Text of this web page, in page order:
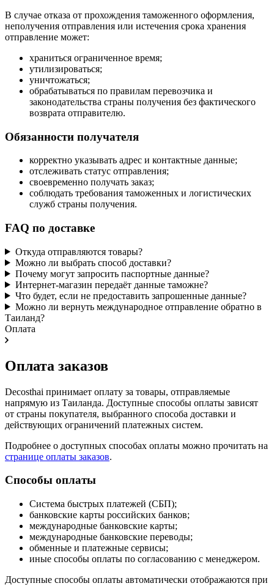
В случае отказа от прохождения таможенного оформления,
неполучения отправления или истечения срока хранения
отправление может:
храниться ограниченное время;
утилизироваться;
уничтожаться;
обрабатываться по правилам перевозчика и
законодательства страны получения без фактического
возврата отправителю.
Обязанности получателя
корректно указывать адрес и контактные данные;
отслеживать статус отправления;
своевременно получать заказ;
соблюдать требования таможенных и логистических
служб страны получения.
FAQ по доставке
Откуда отправляются товары?
Можно ли выбрать способ доставки?
Почему могут запросить паспортные данные?
Интернет-магазин передаёт данные таможне?
Что будет, если не предоставить запрошенные данные?
Можно ли вернуть международное отправление обратно в
Таиланд?
Оплата
Оплата заказов
Decosthai принимает оплату за товары, отправляемые
напрямую из Таиланда. Доступные способы оплаты зависят
от страны покупателя, выбранного способа доставки и
действующих ограничений платежных систем.
Подробнее о доступных способах оплаты можно прочитать на
странице оплаты заказов.
Способы оплаты
Система быстрых платежей (СБП);
банковские карты российских банков;
международные банковские карты;
международные банковские переводы;
обменные и платежные сервисы;
иные способы оплаты по согласованию с менеджером.
Доступные способы оплаты автоматически отображаются при